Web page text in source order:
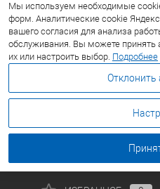
ул.Железнодорожная, вл.30
Посмотреть на карте
8 (495) 308-42-78
Email:
Мы используем необходимые
форм. Аналитические cookie
вашего согласия для анализа
обслуживания. Вы можете принять
их или настроить выбор. Подробнее
Отклонить